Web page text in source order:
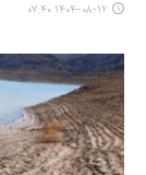
۱۴۰۴-۰۸-۱۲ ۰۷:۴۰